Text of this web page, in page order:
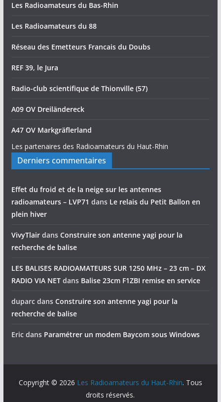
Les Radioamateurs du Bas-Rhin
Les Radioamateurs du 88
Réseau des Emetteurs Francais du Doubs
REF 39, le Jura
Radio-club scientifique de Thionville (57)
A09 OV Dreiländereck
A47 OV Markgräflerland
Les partenaires des Radioamateurs du Haut-Rhin
Derniers commentaires
Effet du froid et de la neige sur les antennes
radioamateurs – LVP71 dans Le relais du Petit Ballon en
plein hiver
VivyTlairdans Construire son antenne yagi pour la
recherche de balise
LES BALISES RADIOAMATEURS SUR 1250 MHz – 23 cm – DX
RADIO VIA NETdans Balise 23cm F1ZBI remise en service
duparcdans Construire son antenne yagi pour la
recherche de balise
Ericdans Paramétrer un modem Baycom sous Windows
Copyright © 2026 Les Radioamateurs du Haut-Rhin. Tous
droits réservés.